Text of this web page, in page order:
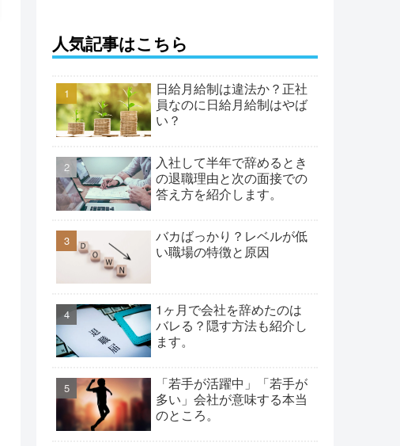
人気記事はこちら
日給月給制は違法か？正社
員なのに日給月給制はやば
い？
入社して半年で辞めるとき
の退職理由と次の面接での
答え方を紹介します。
バカばっかり？レベルが低
い職場の特徴と原因
1ヶ月で会社を辞めたのは
バレる？隠す方法も紹介し
ます。
「若手が活躍中」「若手が
多い」会社が意味する本当
のところ。